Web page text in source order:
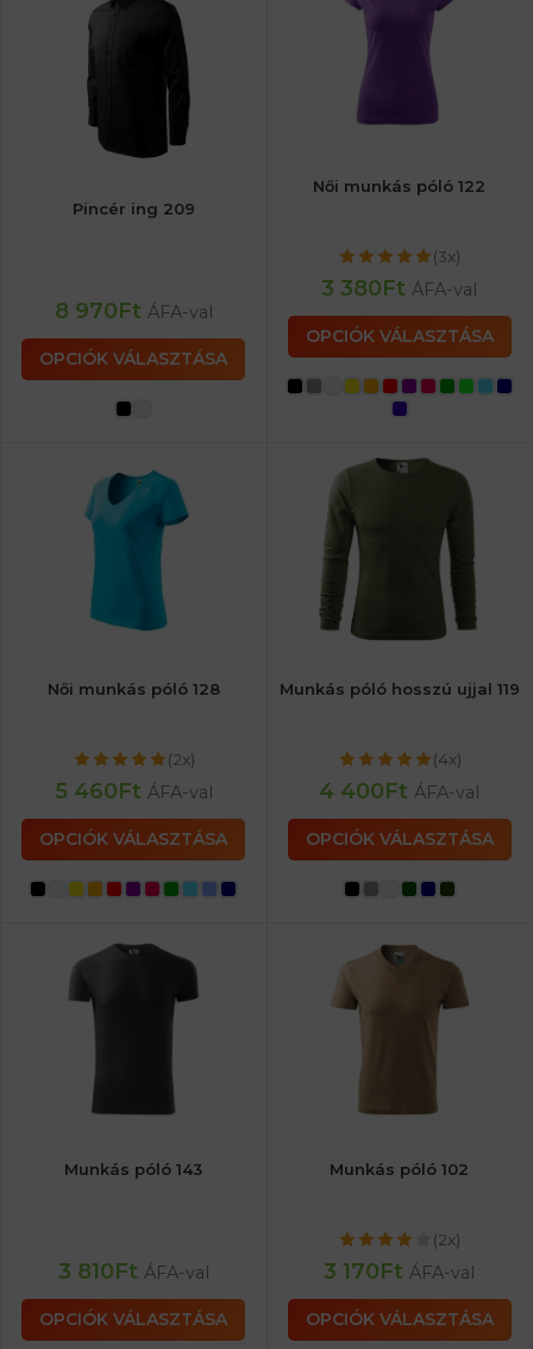
Pincér ing 209
8 970Ft ÁFA-val
OPCIÓK VÁLASZTÁSA
Női munkás póló 122
(3x)
3 380Ft ÁFA-val
OPCIÓK VÁLASZTÁSA
Női munkás póló 128
(2x)
5 460Ft ÁFA-val
OPCIÓK VÁLASZTÁSA
Munkás póló hosszú ujjal 119
(4x)
4 400Ft ÁFA-val
OPCIÓK VÁLASZTÁSA
Munkás póló 143
3 810Ft ÁFA-val
OPCIÓK VÁLASZTÁSA
Munkás póló 102
(2x)
3 170Ft ÁFA-val
OPCIÓK VÁLASZTÁSA